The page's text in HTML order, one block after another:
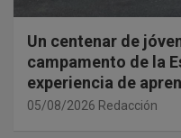
Un centenar de
campamento de la
experiencia de
05/08/2026 Redacción